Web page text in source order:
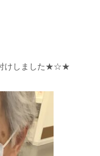
けしました★☆★